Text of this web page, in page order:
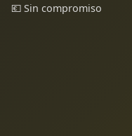
💶 Sin compromiso